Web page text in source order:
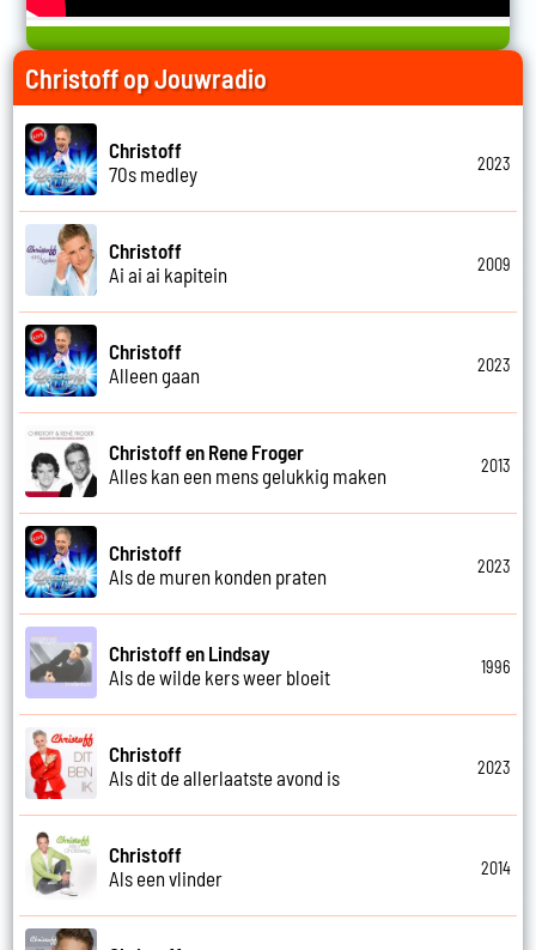
Christoff op Jouwradio
Christoff
70s medley
2023
Christoff
Ai ai ai kapitein
2009
Christoff
Alleen gaan
2023
Christoff en Rene Froger
Alles kan een mens gelukkig maken
2013
Christoff
Als de muren konden praten
2023
Christoff en Lindsay
Als de wilde kers weer bloeit
1996
Christoff
Als dit de allerlaatste avond is
2023
Christoff
Als een vlinder
2014